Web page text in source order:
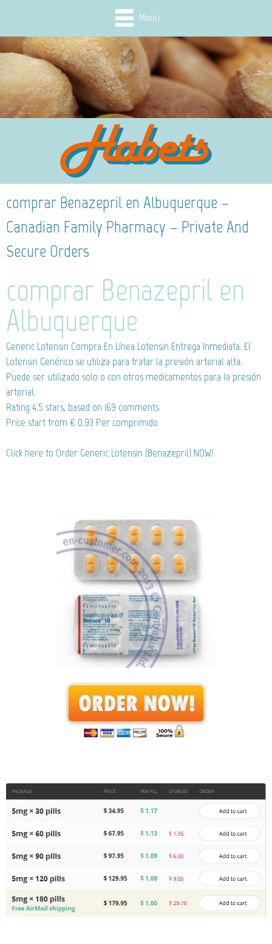
Menu
comprar Benazepril en Albuquerque –
Canadian Family Pharmacy – Private And
Secure Orders
comprar Benazepril en
Albuquerque
Generic Lotensin Compra En Línea Lotensin Entrega Inmediata. El
Lotensin Genérico se utiliza para tratar la presión arterial alta.
Puede ser utilizado solo o con otros medicamentos para la presión
arterial.
Rating 4.5 stars, based on 169 comments
Price start from € 0.93 Per comprimido
Click here to Order Generic Lotensin (Benazepril) NOW!